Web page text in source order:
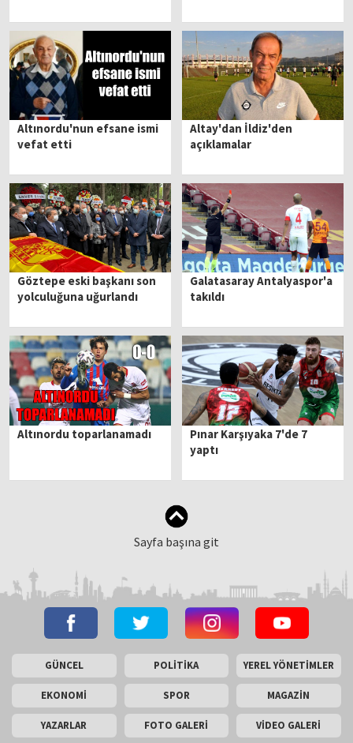
Altınordu'nun efsane ismi
vefat etti
Altay'dan İldiz'den
açıklamalar
Göztepe eski başkanı son
yolculuğuna uğurlandı
Galatasaray Antalyaspor'a
takıldı
Altınordu toparlanamadı
Pınar Karşıyaka 7'de 7
yaptı
Sayfa başına git
GÜNCEL POLİTİKA YEREL YÖNETİMLER
EKONOMİ SPOR MAGAZİN
YAZARLAR FOTO GALERİ VİDEO GALERİ